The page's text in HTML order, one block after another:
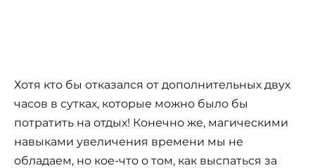
Хотя кто бы отказался от дополнительных двух
часов в сутках, которые можно было бы
потратить на отдых! Конечно же, магическими
навыками увеличения времени мы не
обладаем, но кое-что о том, как выспаться за